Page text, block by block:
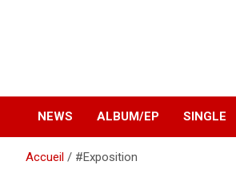
NEWS ALBUM/EP SINGLE
Accueil #Exposition